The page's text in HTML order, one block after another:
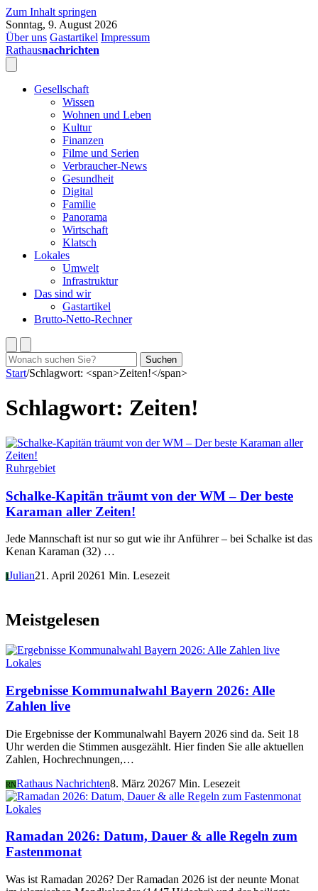
Zum Inhalt springen
Sonntag, 9. August 2026
Über uns Gastartikel Impressum
Rathausnachrichten
Gesellschaft
Wissen
Wohnen und Leben
Kultur
Finanzen
Filme und Serien
Verbraucher-News
Gesundheit
Digital
Familie
Panorama
Wirtschaft
Klatsch
Lokales
Umwelt
Infrastruktur
Das sind wir
Gastartikel
Brutto-Netto-Rechner
Suchen
nach:
Suchen
Start/Schlagwort: <span>Zeiten!</span>
Schlagwort: Zeiten!
Ruhrgebiet
Schalke-Kapitän träumt von der WM – Der beste
Karaman aller Zeiten!
Jede Mannschaft ist nur so gut wie ihr Anführer – bei Schalke ist das
Kenan Karaman (32) …
JJulian21. April 20261 Min. Lesezeit
Meistgelesen
Lokales
Ergebnisse Kommunalwahl Bayern 2026: Alle
Zahlen live
Die Ergebnisse der Kommunalwahl Bayern 2026 sind da. Seit 18
Uhr werden die Stimmen ausgezählt. Hier finden Sie alle aktuellen
Zahlen, Hochrechnungen,…
RNRathaus Nachrichten8. März 20267 Min. Lesezeit
Lokales
Ramadan 2026: Datum, Dauer & alle Regeln zum
Fastenmonat
Was ist Ramadan 2026? Der Ramadan 2026 ist der neunte Monat